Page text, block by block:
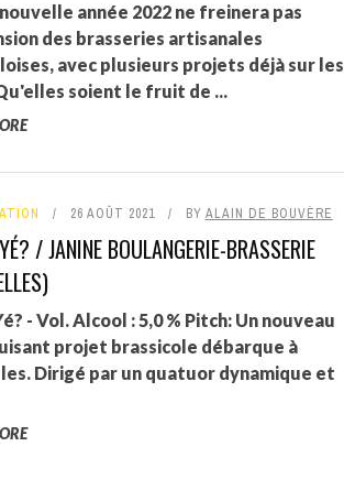
année 2022 ne freinera pas
des brasseries artisanales
avec plusieurs projets déjà sur les
soient le fruit de ...
26 AOÛT 2021 BY ALAIN DE BOUVÈRE
/ JANINE BOULANGERIE-BRASSERIE
- Vol. Alcool : 5,0 % Pitch: Un nouveau
projet brassicole débarque à
Dirigé par un quatuor dynamique et